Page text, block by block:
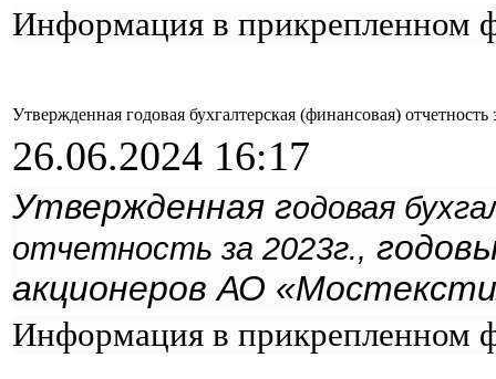
Информация в прикрепленном
Утвержденная годовая бухгалтерская (финансовая) отчетность
26.06.2024 16:17
Утвержденная годовая
отчетность за 2023г.,
акционеров АО
Информация в прикрепленном